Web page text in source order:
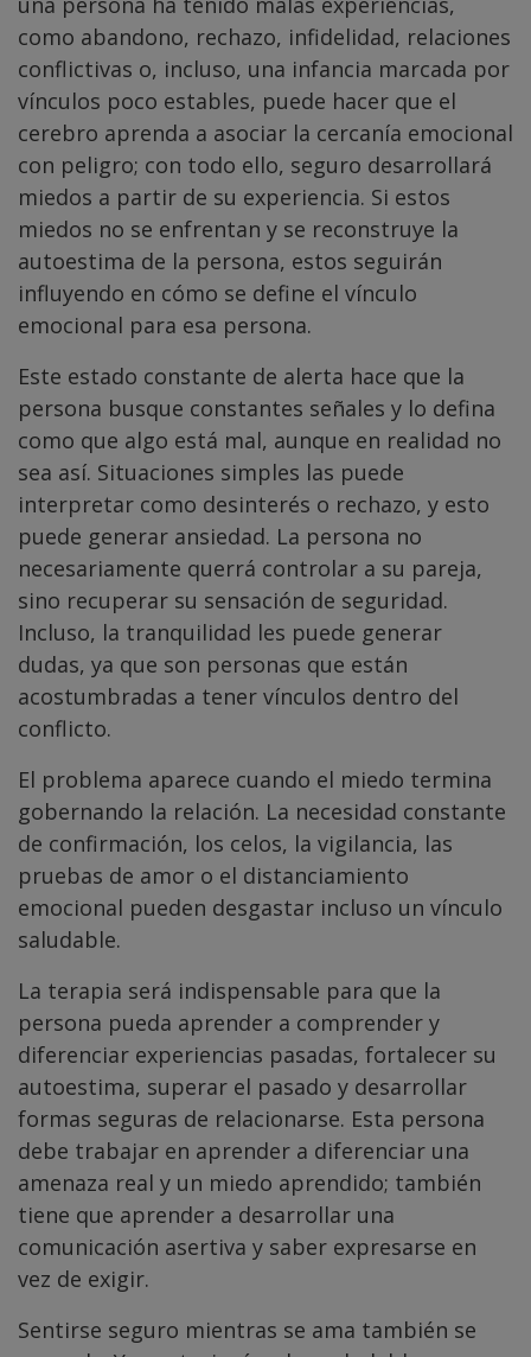
como abandono, rechazo, infidelidad, relaciones
conflictivas o, incluso, una infancia marcada por
vínculos poco estables, puede hacer que el
cerebro aprenda a asociar la cercanía emocional
con peligro; con todo ello, seguro desarrollará
miedos a partir de su experiencia. Si estos
miedos no se enfrentan y se reconstruye la
autoestima de la persona, estos seguirán
influyendo en cómo se define el vínculo
emocional para esa persona.
Este estado constante de alerta hace que la
persona busque constantes señales y lo defina
como que algo está mal, aunque en realidad no
sea así. Situaciones simples las puede
interpretar como desinterés o rechazo, y esto
puede generar ansiedad. La persona no
necesariamente querrá controlar a su pareja,
sino recuperar su sensación de seguridad.
Incluso, la tranquilidad les puede generar
dudas, ya que son personas que están
acostumbradas a tener vínculos dentro del
conflicto.
El problema aparece cuando el miedo termina
gobernando la relación. La necesidad constante
de confirmación, los celos, la vigilancia, las
pruebas de amor o el distanciamiento
emocional pueden desgastar incluso un vínculo
saludable.
La terapia será indispensable para que la
persona pueda aprender a comprender y
diferenciar experiencias pasadas, fortalecer su
autoestima, superar el pasado y desarrollar
formas seguras de relacionarse. Esta persona
debe trabajar en aprender a diferenciar una
amenaza real y un miedo aprendido; también
tiene que aprender a desarrollar una
comunicación asertiva y saber expresarse en
vez de exigir.
Sentirse seguro mientras se ama también se